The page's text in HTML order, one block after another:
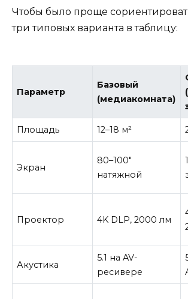
Чтобы было проще
три типовых варианта в таблицу:
Параметр
Базовый
(медиакомната)
Площадь 12–18 м²
Экран
80–100″
натяжной
Проектор 4K DLP, 2000 лм
Акустика
5.1 на AV-
ресивере